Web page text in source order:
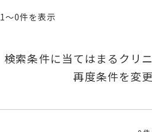
1〜0件を表示
検索条件に当てはまるクリ
再度条件を変